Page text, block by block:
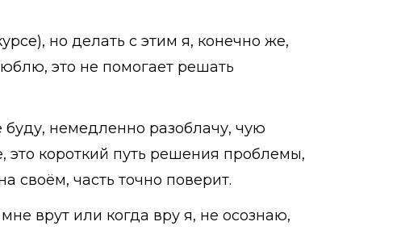
но делать с этим я, конечно же,
это не помогает решать
буду, немедленно разоблачу, чую
это короткий путь решения проблемы,
своём, часть точно поверит.
врут или когда вру я, не осознаю,